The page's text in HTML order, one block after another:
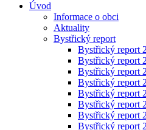
Úvod
Informace o obci
Aktuality
Bystřický report
Bystřický report
Bystřický report
Bystřický report
Bystřický report
Bystřický report
Bystřický report
Bystřický report
Bystřický report